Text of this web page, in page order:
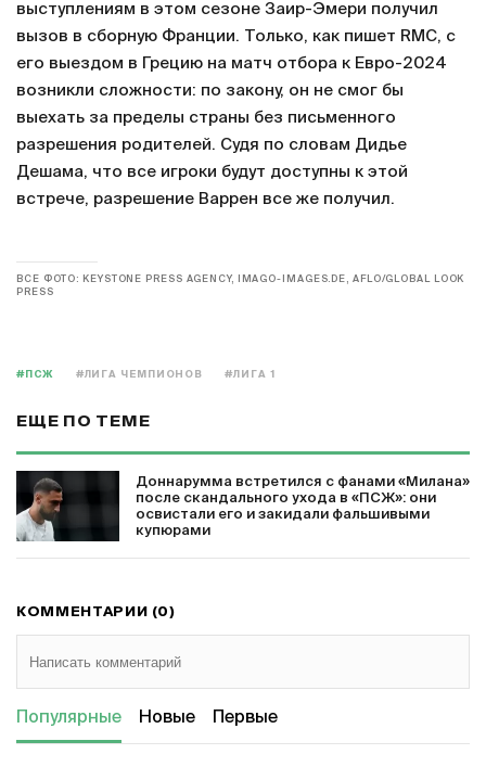
выступлениям в этом сезоне Заир-Эмери получил
вызов в сборную Франции. Только, как пишет RMC, с
его выездом в Грецию на матч отбора к Евро-2024
возникли сложности: по закону, он не смог бы
выехать за пределы страны без письменного
разрешения родителей. Судя по словам Дидье
Дешама, что все игроки будут доступны к этой
встрече, разрешение Варрен все же получил.
ВСЕ ФОТО: KEYSTONE PRESS AGENCY, IMAGO-IMAGES.DE, AFLO/GLOBAL LOOK
PRESS
#ПСЖ #ЛИГА ЧЕМПИОНОВ #ЛИГА 1
ЕЩЕ ПО ТЕМЕ
Доннарумма встретился с фанами «Милана»
после скандального ухода в «ПСЖ»: они
освистали его и закидали фальшивыми
купюрами
КОММЕНТАРИИ (0)
Популярные Новые Первые